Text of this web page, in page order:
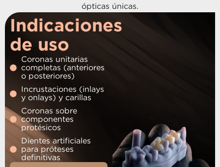
ópticas únicas.
Indicaciones
de uso
Coronas unitarias
completas (anteriores
o posteriores)
Incrustaciones (inlays
y onlays) y carillas
Coronas sobre
componentes
protésicos
Dientes artificiales
para próteses
definitivas